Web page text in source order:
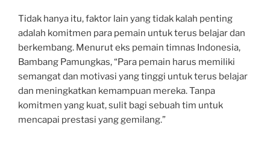
Tidak hanya itu, faktor lain yang tidak kalah penting
adalah komitmen para pemain untuk terus belajar dan
berkembang. Menurut eks pemain timnas Indonesia,
Bambang Pamungkas, “Para pemain harus memiliki
semangat dan motivasi yang tinggi untuk terus belajar
dan meningkatkan kemampuan mereka. Tanpa
komitmen yang kuat, sulit bagi sebuah tim untuk
mencapai prestasi yang gemilang.”